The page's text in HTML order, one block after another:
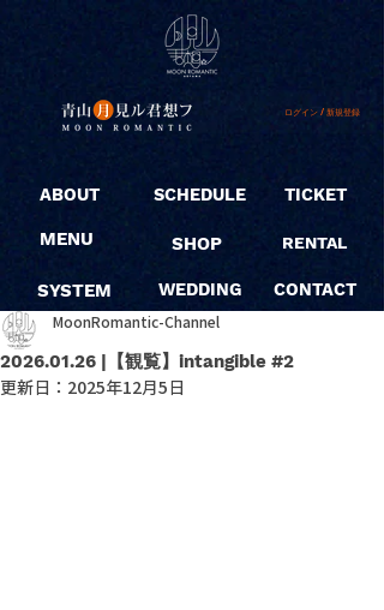
ログイン / 新規登録
ABOUT
MENU
SYSTEM
SCHEDULE
SHOP
WEDDING
TICKET
RENTAL
CONTACT
2026.01.26 |【観覧】intangible #2
MoonRomantic-Channel
更新日： 2025年12月5日